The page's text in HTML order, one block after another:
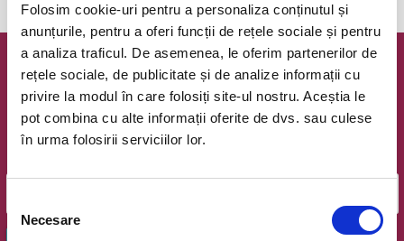
Folosim cookie-uri pentru a personaliza conținutul și
anunțurile, pentru a oferi funcții de rețele sociale și pentru
a analiza traficul. De asemenea, le oferim partenerilor de
rețele sociale, de publicitate și de analize informații cu
privire la modul în care folosiți site-ul nostru. Aceștia le
pot combina cu alte informații oferite de dvs. sau culese
în urma folosirii serviciilor lor.
consimțământului
Necesare
Newsletter @ Bilete.ro
Oferte exclusive si o editie saptamanala cu cele mai noi
evenimente.